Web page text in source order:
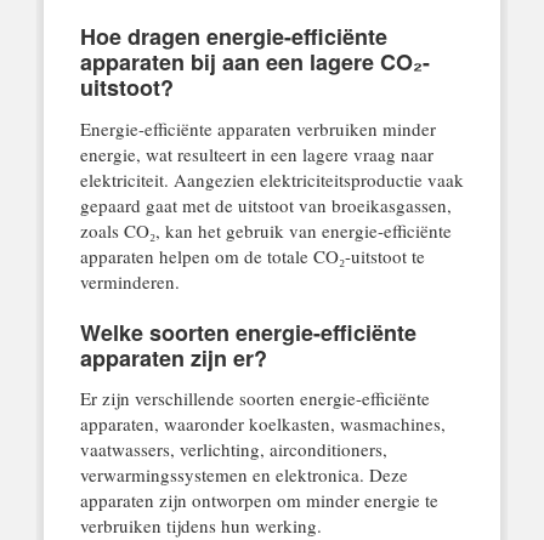
Hoe dragen energie-efficiënte
apparaten bij aan een lagere CO₂-
uitstoot?
Energie-efficiënte apparaten verbruiken minder
energie, wat resulteert in een lagere vraag naar
elektriciteit. Aangezien elektriciteitsproductie vaak
gepaard gaat met de uitstoot van broeikasgassen,
zoals CO₂, kan het gebruik van energie-efficiënte
apparaten helpen om de totale CO₂-uitstoot te
verminderen.
Welke soorten energie-efficiënte
apparaten zijn er?
Er zijn verschillende soorten energie-efficiënte
apparaten, waaronder koelkasten, wasmachines,
vaatwassers, verlichting, airconditioners,
verwarmingssystemen en elektronica. Deze
apparaten zijn ontworpen om minder energie te
verbruiken tijdens hun werking.